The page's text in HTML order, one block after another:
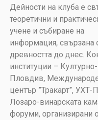
Дейности на клуба е
теоретични и
учене и събиране на
информация, свързана
древността до днес.
институции –
Пловдив,
център ”Тракарт”, УХТ-
Лозаро-винарската
форуми, организирани